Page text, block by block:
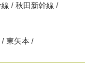
/ 秋田新幹線 /
/ 東矢本 /